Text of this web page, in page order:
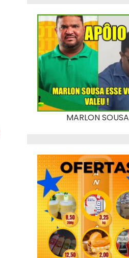
MARLON SOUSA